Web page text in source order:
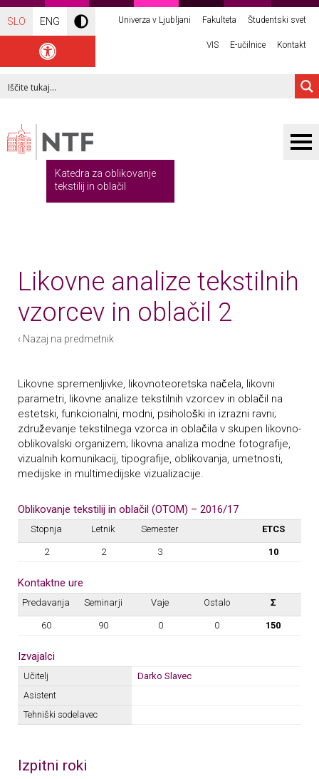
SLO ENG Univerza v Ljubljani Fakulteta Študentski svet
VIS E-učilnice Kontakt
Katedra za oblikovanje
tekstilij in oblačil
Likovne analize tekstilnih
vzorcev in oblačil 2
‹ Nazaj na predmetnik
Likovne spremenljivke, likovnoteoretska načela, likovni
parametri, likovne analize tekstilnih vzorcev in oblačil na
estetski, funkcionalni, modni, psihološki in izrazni ravni;
združevanje tekstilnega vzorca in oblačila v skupen likovno-
oblikovalski organizem; likovna analiza modne fotografije,
vizualnih komunikacij, tipografije, oblikovanja, umetnosti,
medijske in multimedijske vizualizacije.
Oblikovanje tekstilij in oblačil (OTOM) – 2016/17
Stopnja Letnik Semester ETCS
2 2 3 10
Kontaktne ure
Predavanja Seminarji Vaje Ostalo Σ
60 90 0 0 150
Izvajalci
Učitelj
Darko Slavec
Asistent
Tehniški sodelavec
Izpitni roki